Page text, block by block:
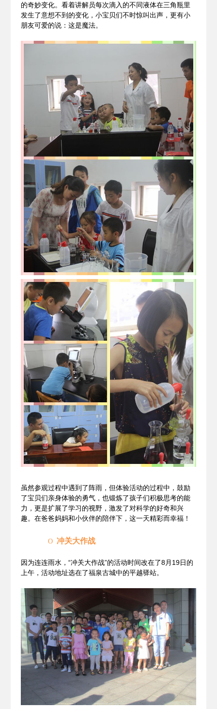
的奇妙变化。看着讲解员每次滴入的不同液体在三角瓶里
发生了意想不到的变化，小宝贝们不时惊叫出声，更有小
朋友可爱的说： 这是魔法。
虽然参观过程中遇到了阵雨，但体验活动的过程中，鼓励
了宝贝们亲身体验的勇气，也锻炼了孩子们积极思考的能
力，更是扩展了学习的视野，激发了对科学的好奇和兴
趣。在爸爸妈妈和小伙伴的陪伴下，这一天精彩而幸福！
O 冲关大作战
因为连连雨水，“冲关大作战”的活动时间改在了8月19日的
上午，活动地址选在了福泉古城中的平越驿站。